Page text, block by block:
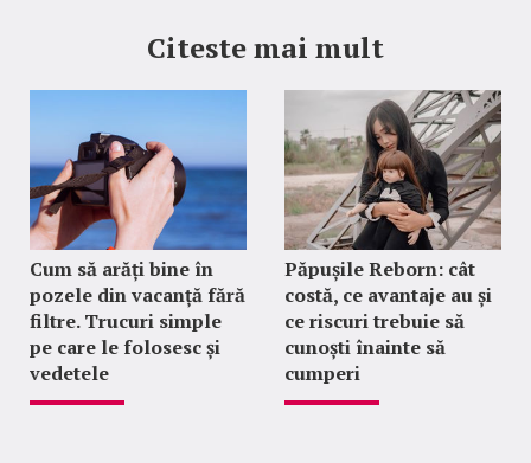
Citeste mai mult
Cum să arăți bine în
pozele din vacanță fără
filtre. Trucuri simple
pe care le folosesc și
vedetele
Păpușile Reborn: cât
costă, ce avantaje au și
ce riscuri trebuie să
cunoști înainte să
cumperi